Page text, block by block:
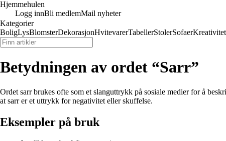
Hjemmehulen
Logg innBli medlemMail nyheter
Kategorier
BoligLysBlomsterDekorasjonHvitevarerTabellerStolerSofaerKreativitet
Betydningen av ordet “Sarr”
Ordet sarr brukes ofte som et slanguttrykk på sosiale medier for å
at sarr er et uttrykk for negativitet eller skuffelse.
Eksempler på bruk